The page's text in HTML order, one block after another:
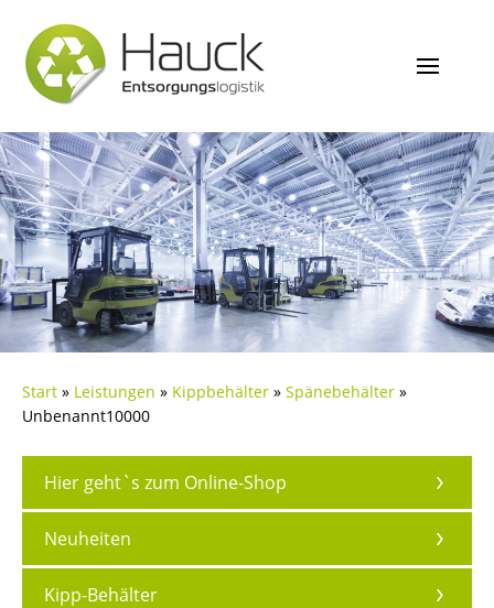
Start » Leistungen » Kippbehälter » Spänebehälter »
Unbenannt10000
Hier geht`s zum Online-Shop
Neuheiten
Kipp-Behälter